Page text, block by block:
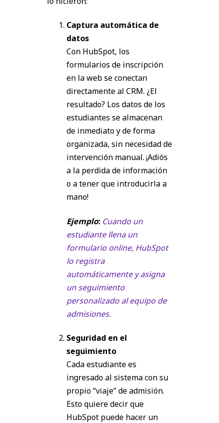
Captura automática de
datos
Con HubSpot, los
formularios de inscripción
en la web se conectan
directamente al CRM. ¿El
resultado? Los datos de los
estudiantes se almacenan
de inmediato y de forma
organizada, sin necesidad de
intervención manual. ¡Adiós
a la perdida de información
o a tener que introducirla a
mano!
Ejemplo: Cuando un
estudiante llena un
formulario online, HubSpot
lo registra
automáticamente y asigna
un seguimiento
personalizado al equipo de
admisiones.
Seguridad en el
seguimiento
Cada estudiante es
ingresado al sistema con su
propio “viaje” de admisión.
Esto quiere decir que
HubSpot puede hacer un